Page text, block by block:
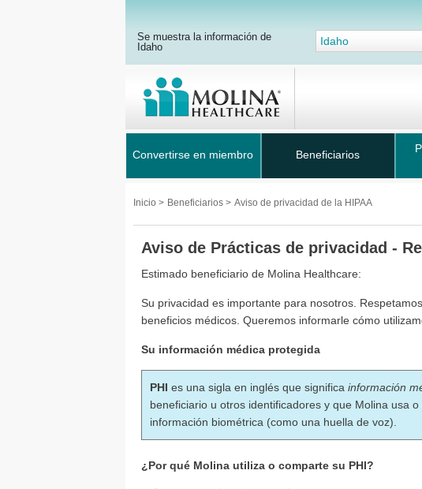
Se muestra la información de
Idaho
Idaho
Convertirse en miembro Beneficiarios
Inicio > Beneficiarios > Aviso de privacidad de la HIPAA
Aviso de Prácticas de privacidad -
Estimado beneficiario de Molina Healthcare:
Su privacidad es importante para nosotros.
beneficios médicos. Queremos informarle cómo
Su información médica protegida
PHI es una sigla en inglés que significainformación
beneficiario u otros identificadores y que Molina usa
información biométrica (como una huella de voz).
¿Por qué Molina utiliza o comparte su PHI?